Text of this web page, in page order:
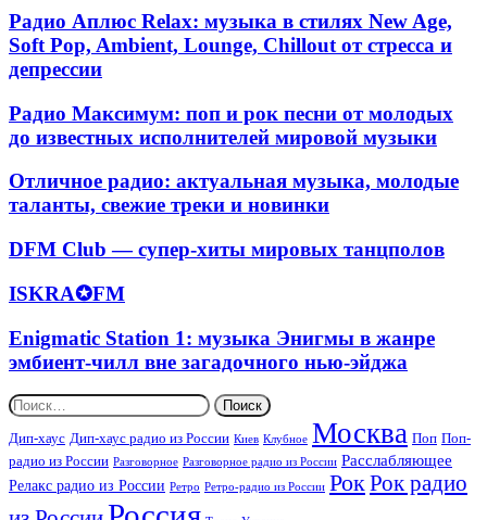
инструментал,
blues
и
grunge
клубная
и
поп-
музыка,
жанр
Club,
Dance-
Радио
Аплюс
Relax:
музыка
стилях
New
Soft
Pop,
Ambient,
Chillout
стресса
депрессии
Радио Аплюс Relax: музыка в стилях New Age,
Soft Pop, Ambient, Lounge, Chillout от стресса и
депрессии
Радио
Максимум:
поп
рок
песни
молодых
известных
исполнителей
музыки
Радио Максимум: поп и рок песни от молодых
до известных исполнителей мировой музыки
Отличное
радио:
актуальная
молодые
свежие
и
новинки
Отличное радио: актуальная музыка, молодые
таланты, свежие треки и новинки
DFM
—
супер-
мировых
танцполов
DFM Club — супер-хиты мировых танцполов
ISKRA✪FM
ISKRA✪FM
Enigmatic
Station
1:
музыка
Энигмы
в
жанре
эмбиент-
чилл
вне
Enigmatic Station 1: музыка Энигмы в жанре
эмбиент-чилл вне загадочного нью-эйджа
Найти:
Дип-хаус Дип-хаус радио из России Киев Клубное Москва Поп Поп-
радио из России Разговорное Разговорное радио из России Расслабляющее
Релакс радио из России Ретро Ретро-радио из России РокРок радио